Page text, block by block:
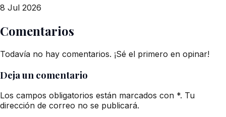
8 Jul 2026
Comentarios
Todavía no hay comentarios. ¡Sé el primero en opinar!
Deja un comentario
Los campos obligatorios están marcados con *. Tu
dirección de correo no se publicará.